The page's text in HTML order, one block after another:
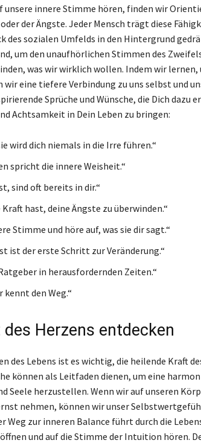
unsere innere Stimme hören, finden wir
der Ängste. Jeder Mensch trägt diese
des sozialen Umfelds in den Hintergrund
um den unaufhörlichen Stimmen des
was wir wirklich wollen. Indem wir lernen,
eine tiefere Verbindung zu uns selbst und
Sprüche und Wünsche, die Dich dazu
Achtsamkeit in Dein Leben zu bringen:
wird dich niemals in die Irre führen.“
spricht die innere Weisheit.“
sind oft bereits in dir.“
Kraft hast, deine Ängste zu überwinden.“
Stimme und höre auf, was sie dir sagt.“
ist der erste Schritt zur Veränderung.“
in herausfordernden Zeiten.“
kennt den Weg.“
Herzens entdecken
des Lebens ist es wichtig, die heilende Kraft
können als Leitfaden dienen, um eine
Seele herzustellen. Wenn wir auf unseren
nehmen, können wir unser
Weg zur inneren Balance führt durch die
und auf die Stimme der Intuition hören.